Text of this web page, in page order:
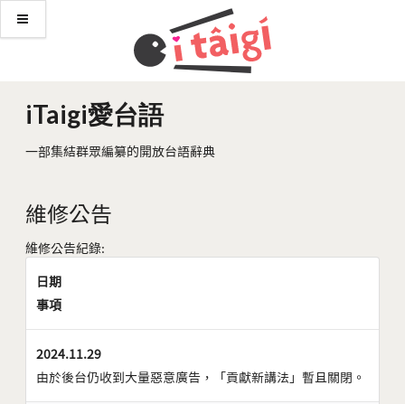
iTaigi愛台語
一部集結群眾編纂的開放台語辭典
維修公告
維修公告紀錄:
日期
事項
2024.11.29
由於後台仍收到大量惡意廣告，「貢獻新講法」暫且關閉。